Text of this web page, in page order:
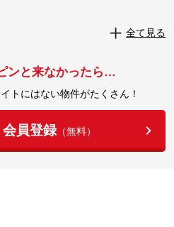
全て見る
ンと来なかったら…
トにはない物件がたくさん！
員登録（無料）